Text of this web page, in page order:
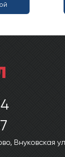
Внуковская